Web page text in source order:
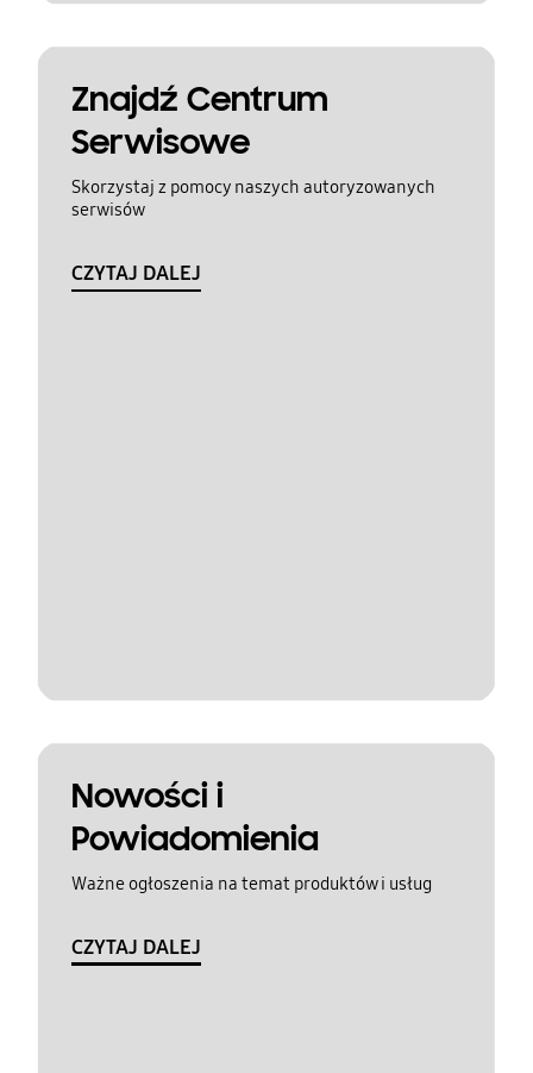
Znajdź Centrum
Serwisowe
Skorzystaj z pomocy naszych autoryzowanych
serwisów
CZYTAJ DALEJ
Nowości i
Powiadomienia
Ważne ogłoszenia na temat produktów i usług
CZYTAJ DALEJ